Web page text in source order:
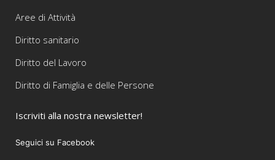
Aree di Attività
Diritto sanitario
Diritto del Lavoro
Diritto di Famiglia e delle Persone
Iscriviti alla nostra newsletter!
Seguici su Facebook